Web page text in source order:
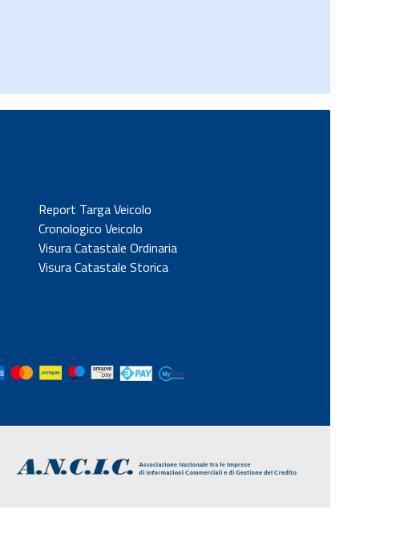
Report Targa Veicolo
Cronologico Veicolo
Visura Catastale Ordinaria
Visura Catastale Storica